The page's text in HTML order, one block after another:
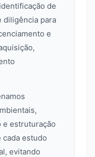
de
diligência para
e
estruturação
estudo
evitando